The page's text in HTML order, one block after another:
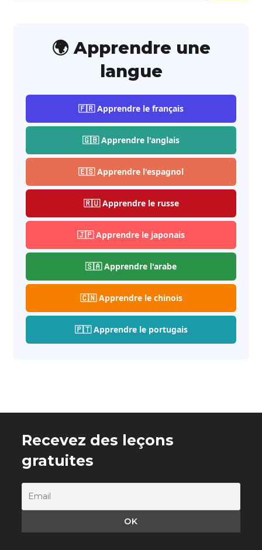
🌍 Apprendre une
langue
🇫🇷 Apprendre le français
🇬🇧 Apprendre l'anglais
🇪🇸 Apprendre l'espagnol
🇷🇺 Apprendre le russe
🇯🇵 Apprendre le japonais
🇸🇦 Apprendre l'arabe
🇨🇳 Apprendre le chinois
🇵🇹 Apprendre le portugais
Recevez des leçons
gratuites